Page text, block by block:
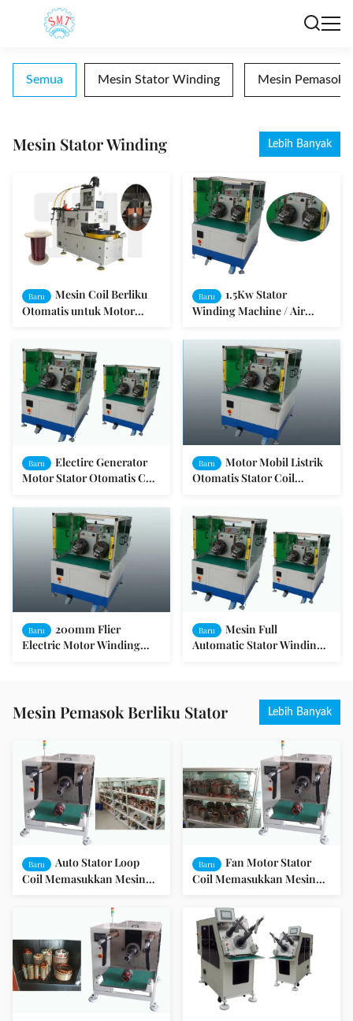
Semua Mesin Stator Winding Mesin Pemasok
Mesin Stator Winding Lebih Banyak
Baru
Mesin Coil Berliku
Otomatis untuk Motor
Baru
1.5Kw Stator
Winding Machine / Air
Winding Machine
Baru
Electirc Generator
Motor Stator Otomatis Coil
/ SGS
Baru
Motor Mobil Listrik
Otomatis Stator Coil
Baru
200mm Flier
Electric Motor Winding
Baru
Mesin Full
Automatic Stator Winding /
Mesin Pemasok Berliku Stator Lebih Banyak
Baru
Auto Stator Loop
Coil Memasukkan Mesin
Baru
Fan Motor Stator
Coil Memasukkan Mesin
SGS Audit